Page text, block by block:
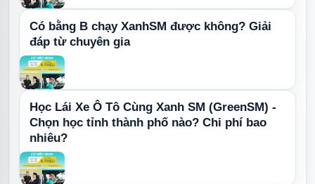
Có bằng B chạy XanhSM được không? Giải
đáp từ chuyên gia
Học Lái Xe Ô Tô Cùng Xanh SM (GreenSM) -
Chọn học tỉnh thành phố nào? Chi phí bao
nhiêu?